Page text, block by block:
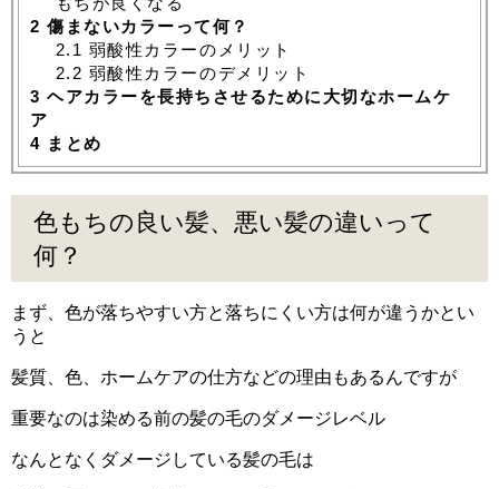
2 傷まないカラーって何？
2.1 弱酸性カラーのメリット
2.2 弱酸性カラーのデメリット
3 ヘアカラーを長持ちさせるために大切なホームケ
ア
4 まとめ
色もちの良い髪、悪い髪の違いって
何？
まず、色が落ちやすい方と落ちにくい方は何が違うかとい
うと
髪質、色、ホームケアの仕方などの理由もあるんですが
重要なのは染める前の髪の毛のダメージレベル
なんとなくダメージしている髪の毛は